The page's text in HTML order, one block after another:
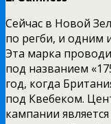
Сейчас в Новой
по регби, и одним
Эта марка
под названием
год, когда
под Квебеком.
кампании